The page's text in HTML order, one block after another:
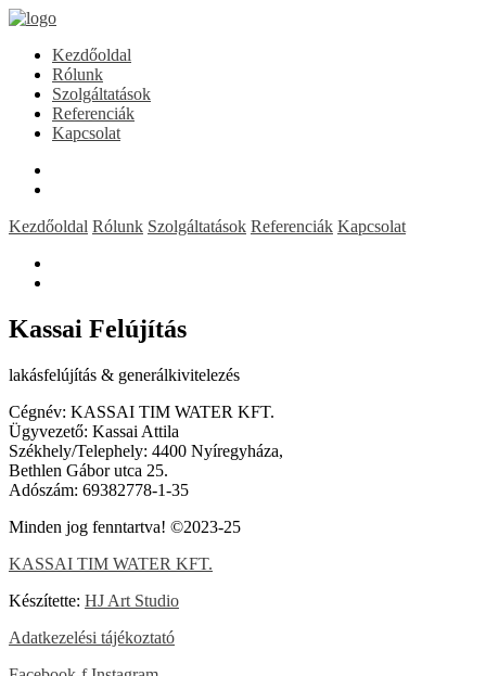
Kezdőoldal
Rólunk
Szolgáltatások
Referenciák
Kapcsolat
Kezdőoldal Rólunk Szolgáltatások Referenciák Kapcsolat
Kassai Felújítás
lakásfelújítás & generálkivitelezés
Cégnév: KASSAI TIM WATER KFT.
Ügyvezető: Kassai Attila
Székhely/Telephely: 4400 Nyíregyháza,
Bethlen Gábor utca 25.
Adószám: 69382778-1-35
Minden jog fenntartva! ©2023-25
KASSAI TIM WATER KFT.
Készítette: HJ Art Studio
Adatkezelési tájékoztató